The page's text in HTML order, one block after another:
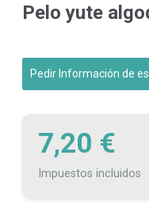
Pelo yute
Pedir Información de
7,20 €
Impuestos incluidos